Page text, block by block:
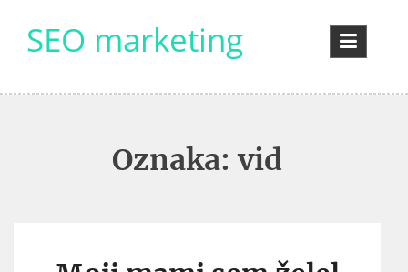
contentSEO marketing
Oznaka:vid